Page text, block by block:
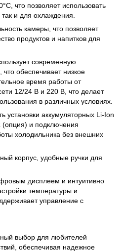
что позволяет использовать
и для охлаждения.
камеры, что позволяет
продуктов и напитков для
современную
обеспечивает низкое
время работы от
12/24 В и 220 В, что делает
в различных условиях.
установки аккумуляторных Li-Ion
(опция) и подключения
холодильника без внешних
корпус, удобные ручки для
дисплеем и интуитивно
температуры и
управление с
выбор для любителей
обеспечивая надежное